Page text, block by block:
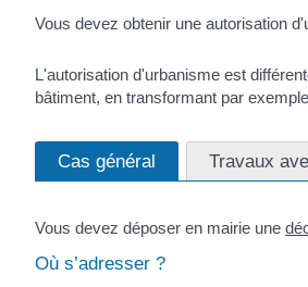
Vous devez obtenir une autorisation
L'autorisation d'urbanisme est
bâtiment, en transformant par
Cas général Travaux
Vous devez déposer en mairie une
Où s’adresser ?